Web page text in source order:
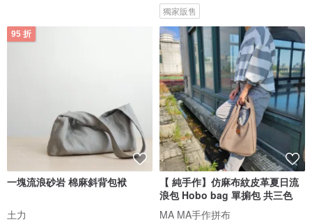
獨家販售
95 折
一塊流浪砂岩 棉麻斜背包袱
土力
【 純手作】仿麻布紋皮革夏日流
浪包 Hobo bag 單掮包 共三色
MA MA手作拼布